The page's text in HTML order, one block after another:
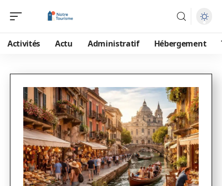
Activités Actu Administratif Hébergement